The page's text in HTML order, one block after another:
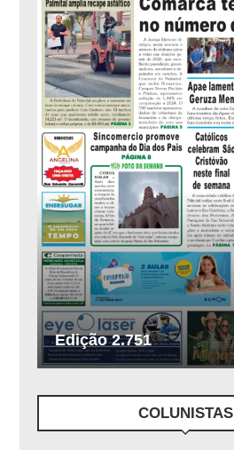
Edição 2.751
COLUNISTAS